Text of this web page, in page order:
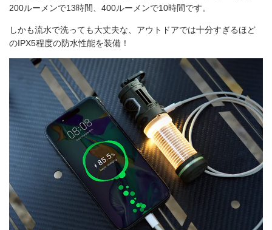
200ルーメンで13時間、400ルーメンで10時間です。
しかも流水で洗っても大丈夫な、アウトドアでは十分すぎるほど
のIPX5程度の防水性能を装備！